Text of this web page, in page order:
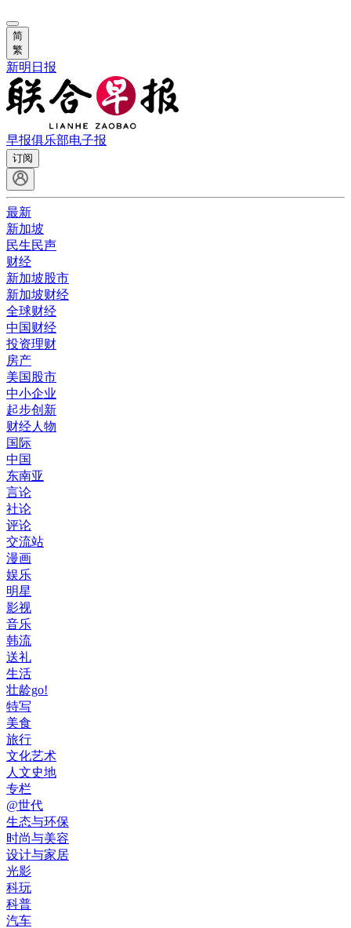
简
繁
新明日报
早报俱乐部电子报
订阅
最新
新加坡
民生民声
财经
新加坡股市
新加坡财经
全球财经
中国财经
投资理财
房产
美国股市
中小企业
起步创新
财经人物
国际
中国
东南亚
言论
社论
评论
交流站
漫画
娱乐
明星
影视
音乐
韩流
送礼
生活
壮龄go!
特写
美食
旅行
文化艺术
人文史地
专栏
@世代
生态与环保
时尚与美容
设计与家居
光影
科玩
科普
汽车